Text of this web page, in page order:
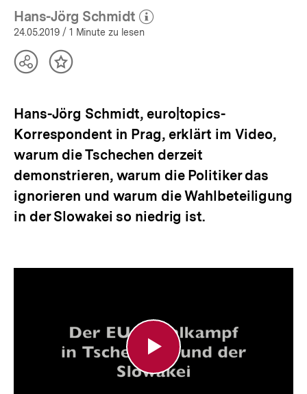
Hans-Jörg Schmidt
(Mehr zum Autor)
öffnen
24.05.2019 / 1 Minute zu lesen
TeilenInhalt
Hans-Jörg Schmidt, euro|topics-
Korrespondent in Prag, erklärt im Video,
warum die Tschechen derzeit
demonstrieren, warum die Politiker das
ignorieren und warum die Wahlbeteiligung
in der Slowakei so niedrig ist.
Slowakei:
Eishockey,
schlechte